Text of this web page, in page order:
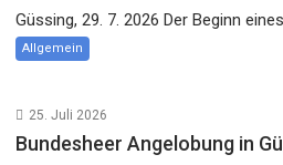
Güssing, 29. 7. 2026 Der Beginn
Allgemein
25. Juli 2026
Bundesheer Angelobung in